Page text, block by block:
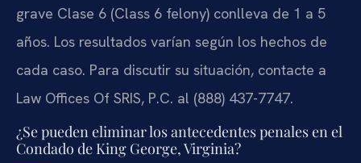
grave Clase 6 (Class 6 felony) conlleva de 1 a 5
años. Los resultados varían según los hechos de
cada caso. Para discutir su situación, contacte a
Law Offices Of SRIS, P.C. al (888) 437-7747.
¿Se pueden eliminar los antecedentes penales en el
Condado de King George, Virginia?